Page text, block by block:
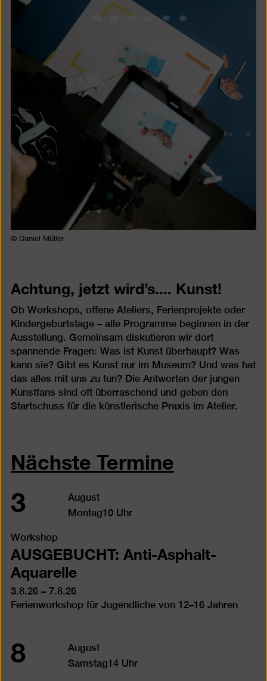
© Daniel Müller
Achtung, jetzt wird’s.... Kunst!
Ob Workshops, offene Ateliers, Ferienprojekte oder
Kindergeburtstage – alle Programme beginnen in der
Ausstellung. Gemeinsam diskutieren wir dort
spannende Fragen: Was ist Kunst überhaupt? Was
kann sie? Gibt es Kunst nur im Museum? Und was hat
das alles mit uns zu tun? Die Antworten der jungen
Kunstfans sind oft überraschend und geben den
Startschuss für die künstlerische Praxis im Atelier.
Nächste Termine
3
August
Montag10 Uhr
Workshop
AUSGEBUCHT: Anti-Asphalt-
Aquarelle
3.8.26 – 7.8.26
Ferienworkshop für Jugendliche von 12–16 Jahren
8
August
Samstag14 Uhr